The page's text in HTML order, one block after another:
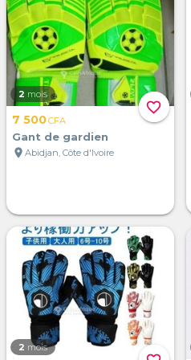
favorite_border
2 mois
7 500CFA
Gant de gardien
location_on Abidjan, Côte d'Ivoire
2 mois